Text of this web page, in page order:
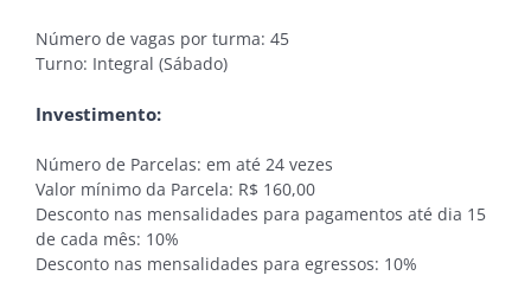
Número de vagas por turma: 45
Turno: Integral (Sábado)
Investimento:
Número de Parcelas: em até 24 vezes
Valor mínimo da Parcela: R$ 160,00
Desconto nas mensalidades para pagamentos até dia 15
de cada mês: 10%
Desconto nas mensalidades para egressos: 10%